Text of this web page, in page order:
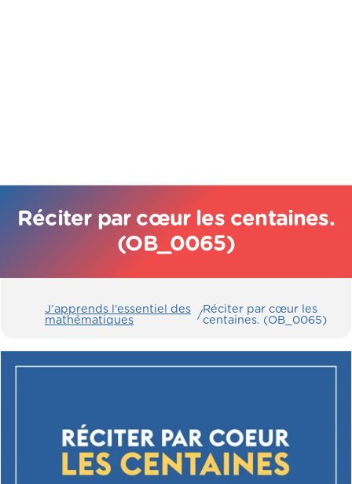
Réciter par cœur les centaines.
(OB_0065)
J’apprends l’essentiel des
mathématiques
/Réciter par cœur les
centaines. (OB_0065)